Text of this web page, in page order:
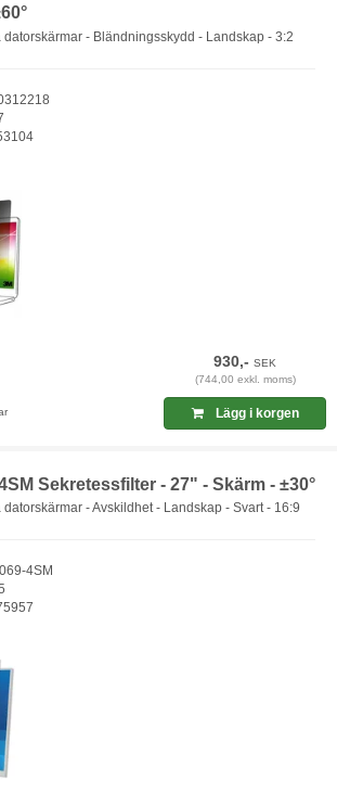
datorskärmar - Bländningsskydd - Landskap - 3:2
930,-SEK
(744,00 exkl. moms)
Lägg i korgen
Sekretessfilter - 27" - Skärm - ±30°
datorskärmar - Avskildhet - Landskap - Svart - 16:9
4SM